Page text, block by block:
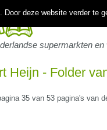
supermarkten en
Heijn - Folder
35 van 53 pagina's van
Door deze website verder te